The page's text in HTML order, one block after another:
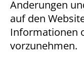
Änderungen
auf den
Informationen
vorzunehmen.